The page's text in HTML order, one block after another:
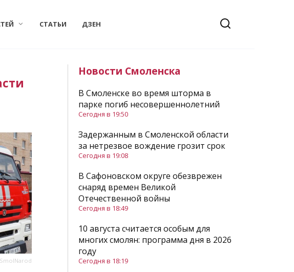
СТАТЬИ ДЗЕН
Новости Смоленска
В Смоленске во время шторма в
парке погиб несовершеннолетний
Сегодня в 19:50
Задержанным в Смоленской области
за нетрезвое вождение грозит срок
Сегодня в 19:08
В Сафоновском округе обезврежен
снаряд времен Великой
Отечественной войны
Сегодня в 18:49
10 августа считается особым для
многих смолян: программа дня в 2026
году
Сегодня в 18:19